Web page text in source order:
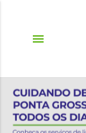
menu